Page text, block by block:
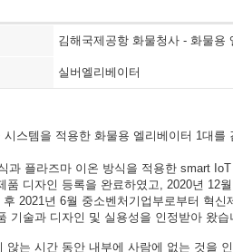
김해국제공항 화물청사 - 화물용
실버엘리베이터
시스템을 적용한 화물용 엘리베이터 1대를
과 플라즈마 이온 방식을 적용한 smart IoT
품 디자인 등록을 완료하였고, 2020년 12
후 2021년 6월 중소벤처기업부로부터 혁신
기술과 디자인 및 실용성을 인정받아 왔습
않는 시간 동안 내부에 사람에 없는 것을